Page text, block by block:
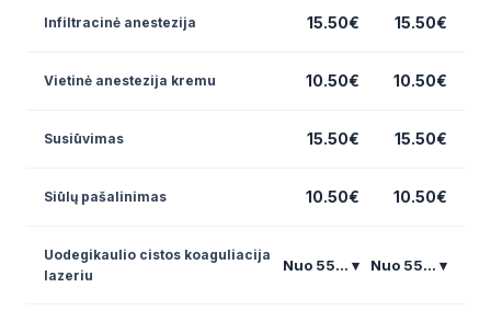
Infiltracinė anestezija 15.50€ 15.50€
Vietinė anestezija kremu 10.50€ 10.50€
Susiūvimas 15.50€ 15.50€
Siūlų pašalinimas 10.50€ 10.50€
Uodegikaulio cistos koaguliacija
lazeriu
Nuo 55... ▾ Nuo 55... ▾